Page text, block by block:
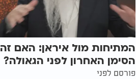
המתיחות מול איראן: האם זה
הסימן האחרון לפני הגאולה?
פורסם לפני